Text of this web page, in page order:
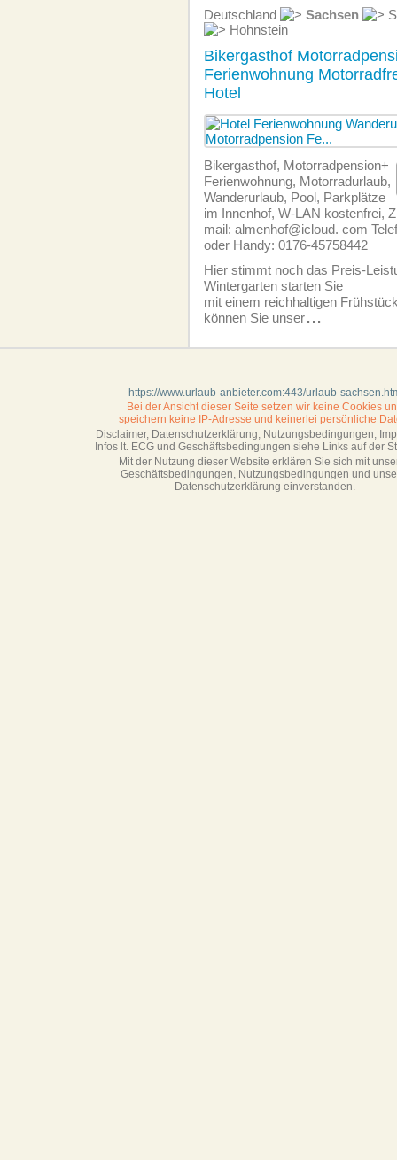
Deutschland Sachsen
Hohnstein
Bikergasthof
Ferienwohnung
Hotel
Bikergasthof, Motorradpension+
Ferien­wohnung, Motorradurlaub,
Wanderurlaub, Pool, Parkplätze
im Innenhof, W-LAN kostenfrei,
mail: almenhof@icloud. com
oder Handy: 0176-45758442
Hier stimmt noch das Preis-
Wintergarten starten Sie
mit einem reichhaltigen
können Sie unser...
https://www.urlaub-anbieter.com:443/urlaub-
Bei der Ansicht dieser Seite setzen wir keine Cookies
speichern keine IP-Adresse und keinerlei persönliche
Disclaimer, Datenschutzerklärung, Nutzungsbedingungen,
Infos lt. ECG und Geschäftsbedingungen siehe Links auf der
Mit der Nutzung dieser Website erklären Sie sich mit
Geschäftsbedin­gungen, Nutzungsbedingungen und
Datenschutzerklärung einverstanden.